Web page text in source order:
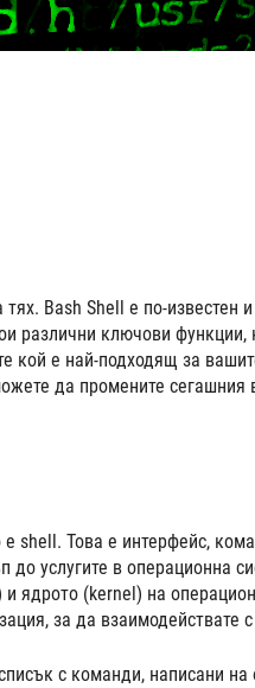
Bash Shell е по-известен
различни ключови функции,
кой е най-подходящ за
да промените сегашния
shell. Това е интерфейс,
услугите в операционна
ядрото (kernel) на
за да взаимодействате
с команди, написани на